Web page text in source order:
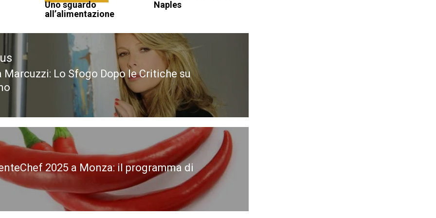
Uno sguardo
all’alimentazione
Naples
Marcuzzi: Lo Sfogo Dopo le Critiche su
2025 a Monza: il programma di